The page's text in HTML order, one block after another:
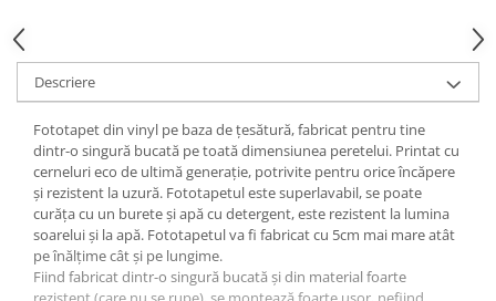
Descriere
Fototapet din vinyl pe baza de țesătură, fabricat pentru tine
dintr-o singură bucată pe toată dimensiunea peretelui. Printat cu
cerneluri eco de ultimă generație, potrivite pentru orice încăpere
și rezistent la uzură. Fototapetul este superlavabil, se poate
curăța cu un burete și apă cu detergent, este rezistent la lumina
soarelui și la apă. Fototapetul va fi fabricat cu 5cm mai mare atât
pe înălțime cât și pe lungime.
Fiind fabricat dintr-o singură bucată și din material foarte